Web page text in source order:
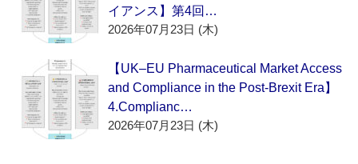
イアンス】第4回…
2026年07月23日 (木)
【UK–EU Pharmaceutical Market Access
and Compliance in the Post-Brexit Era】
4.Complianc…
2026年07月23日 (木)